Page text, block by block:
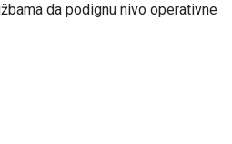
da podignu nivo operativne